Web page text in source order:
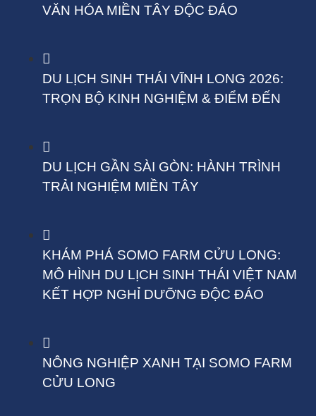
VĂN HÓA MIỀN TÂY ĐỘC ĐÁO
DU LỊCH SINH THÁI VĨNH LONG 2026:
TRỌN BỘ KINH NGHIỆM & ĐIỂM ĐẾN
DU LỊCH GẦN SÀI GÒN: HÀNH TRÌNH
TRẢI NGHIỆM MIỀN TÂY
KHÁM PHÁ SOMO FARM CỬU LONG:
MÔ HÌNH DU LỊCH SINH THÁI VIỆT NAM
KẾT HỢP NGHỈ DƯỠNG ĐỘC ĐÁO
NÔNG NGHIỆP XANH TẠI SOMO FARM
CỬU LONG